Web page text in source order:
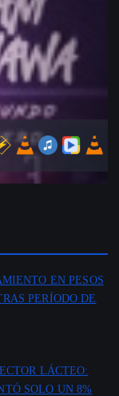
EN PESOS
PERÍODO DE
LÁCTEO:
SOLO UN 8%